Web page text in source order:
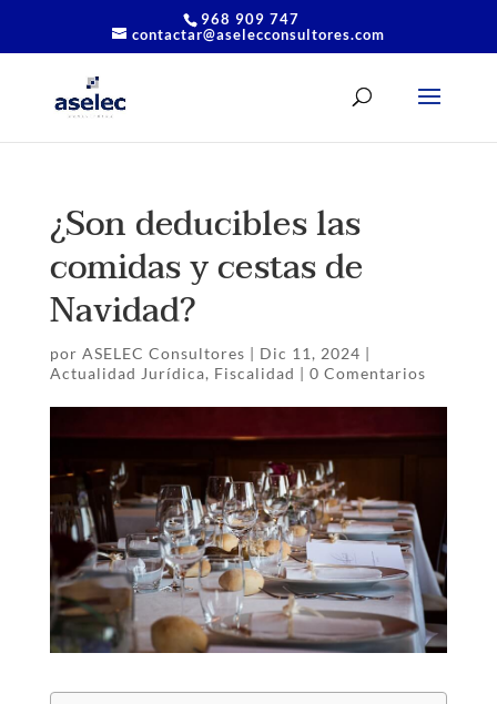
968 909 747
contactar@aselecconsultores.com
¿Son deducibles las
comidas y cestas de
Navidad?
por ASELEC Consultores | Dic 11, 2024 |
Actualidad Jurídica, Fiscalidad | 0 Comentarios